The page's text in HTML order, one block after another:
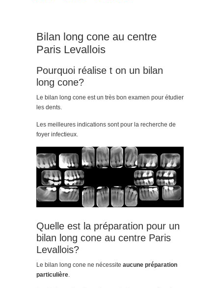
Bilan long cone au centre
Paris Levallois
Pourquoi réalise t on un bilan
long cone?
Le bilan long cone est un très bon examen pour étudier
les dents.
Les meilleures indications sont pour la recherche de
foyer infectieux.
Quelle est la préparation pour un
bilan long cone au centre Paris
Levallois?
Le bilan long cone ne nécessite aucune préparation
particulière.